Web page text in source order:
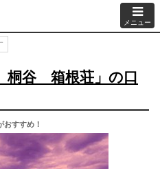
メニュー
桐谷 箱根荘」の口
おすすめ！